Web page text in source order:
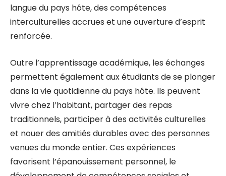
langue du pays hôte, des compétences
interculturelles accrues et une ouverture d’esprit
renforcée.
Outre l’apprentissage académique, les échanges
permettent également aux étudiants de se plonger
dans la vie quotidienne du pays hôte. Ils peuvent
vivre chez l’habitant, partager des repas
traditionnels, participer à des activités culturelles
et nouer des amitiés durables avec des personnes
venues du monde entier. Ces expériences
favorisent l’épanouissement personnel, le